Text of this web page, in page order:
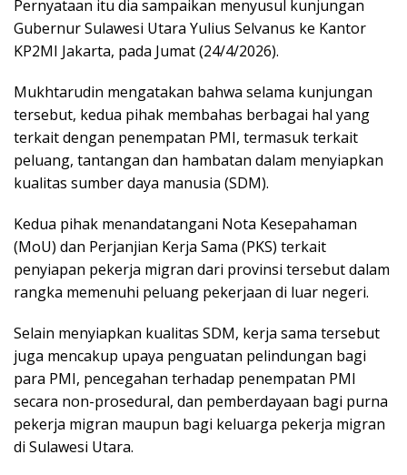
Pernyataan itu dia sampaikan menyusul kunjungan
Gubernur Sulawesi Utara Yulius Selvanus ke Kantor
KP2MI Jakarta, pada Jumat (24/4/2026).
Mukhtarudin mengatakan bahwa selama kunjungan
tersebut, kedua pihak membahas berbagai hal yang
terkait dengan penempatan PMI, termasuk terkait
peluang, tantangan dan hambatan dalam menyiapkan
kualitas sumber daya manusia (SDM).
Kedua pihak menandatangani Nota Kesepahaman
(MoU) dan Perjanjian Kerja Sama (PKS) terkait
penyiapan pekerja migran dari provinsi tersebut dalam
rangka memenuhi peluang pekerjaan di luar negeri.
Selain menyiapkan kualitas SDM, kerja sama tersebut
juga mencakup upaya penguatan pelindungan bagi
para PMI, pencegahan terhadap penempatan PMI
secara non-prosedural, dan pemberdayaan bagi purna
pekerja migran maupun bagi keluarga pekerja migran
di Sulawesi Utara.